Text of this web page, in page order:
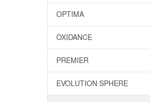
OPTIMA
OXIDANCE
PREMIER
EVOLUTION SPHERE